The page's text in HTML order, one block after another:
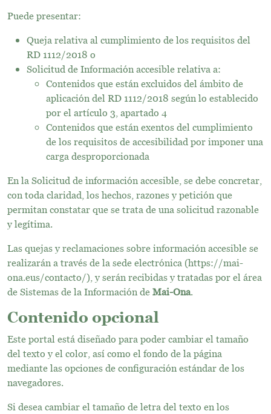
Puede presentar:
Queja relativa al cumplimiento de los requisitos del
RD 1112/2018 o
Solicitud de Información accesible relativa a:
Contenidos que están excluidos del ámbito de
aplicación del RD 1112/2018 según lo establecido
por el artículo 3, apartado 4
Contenidos que están exentos del cumplimiento
de los requisitos de accesibilidad por imponer una
carga desproporcionada
En la Solicitud de información accesible, se debe concretar,
con toda claridad, los hechos, razones y petición que
permitan constatar que se trata de una solicitud razonable
y legítima.
Las quejas y reclamaciones sobre información accesible se
realizarán a través de la sede electrónica (https://mai-
ona.eus/contacto/), y serán recibidas y tratadas por el área
de Sistemas de la Información deMai-Ona.
Contenido opcional
Este portal está diseñado para poder cambiar el tamaño
del texto y el color, así como el fondo de la página
mediante las opciones de configuración estándar de los
navegadores.
Si desea cambiar el tamaño de letra del texto en los